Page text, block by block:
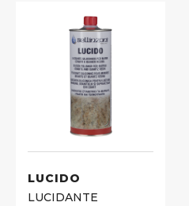
LUCIDO
LUCIDANTE